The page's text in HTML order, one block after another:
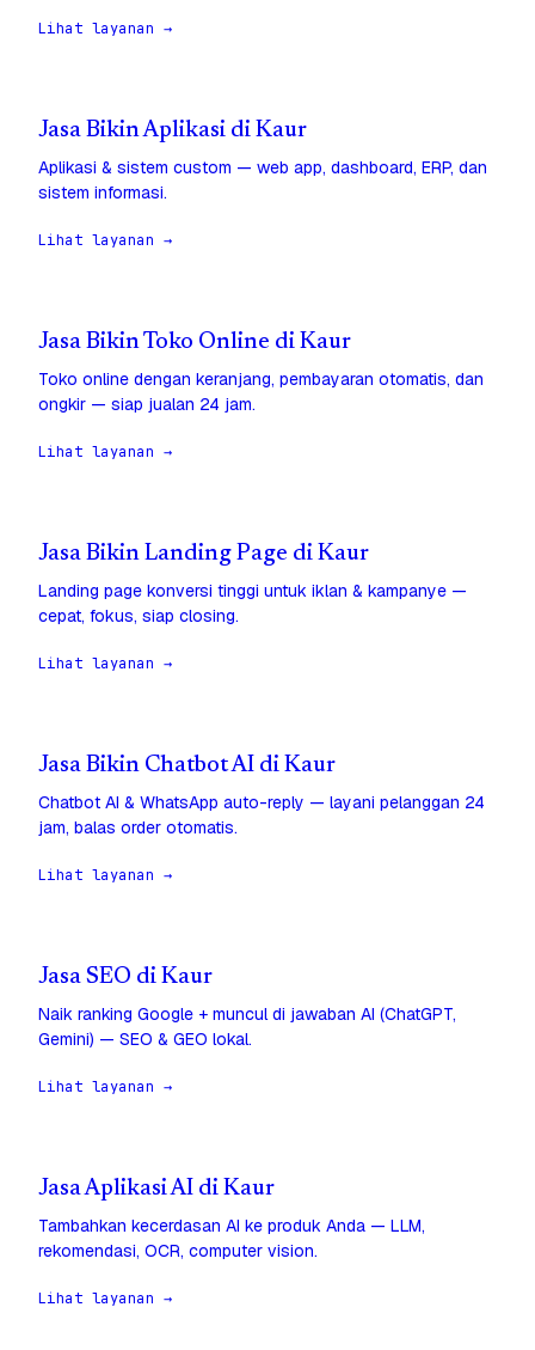
Lihat layanan →
Jasa Bikin Aplikasi di Kaur
Aplikasi & sistem custom — web app, dashboard, ERP, dan
sistem informasi.
Lihat layanan →
Jasa Bikin Toko Online di Kaur
Toko online dengan keranjang, pembayaran otomatis, dan
ongkir — siap jualan 24 jam.
Lihat layanan →
Jasa Bikin Landing Page di Kaur
Landing page konversi tinggi untuk iklan & kampanye —
cepat, fokus, siap closing.
Lihat layanan →
Jasa Bikin Chatbot AI di Kaur
Chatbot AI & WhatsApp auto-reply — layani pelanggan 24
jam, balas order otomatis.
Lihat layanan →
Jasa SEO di Kaur
Naik ranking Google + muncul di jawaban AI (ChatGPT,
Gemini) — SEO & GEO lokal.
Lihat layanan →
Jasa Aplikasi AI di Kaur
Tambahkan kecerdasan AI ke produk Anda — LLM,
rekomendasi, OCR, computer vision.
Lihat layanan →